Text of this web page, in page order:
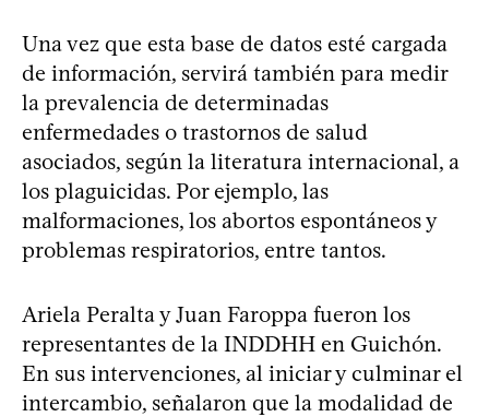
Una vez que esta base de datos esté cargada
de información, servirá también para medir
la prevalencia de determinadas
enfermedades o trastornos de salud
asociados, según la literatura internacional, a
los plaguicidas. Por ejemplo, las
malformaciones, los abortos espontáneos y
problemas respiratorios, entre tantos.
Ariela Peralta y Juan Faroppa fueron los
representantes de la INDDHH en Guichón.
En sus intervenciones, al iniciar y culminar el
intercambio, señalaron que la modalidad de